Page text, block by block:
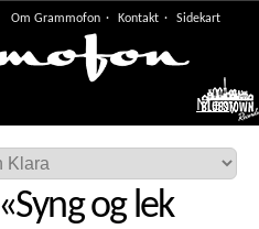
Om Grammofon Kontakt Sidekart
Meny
«Syng og lek